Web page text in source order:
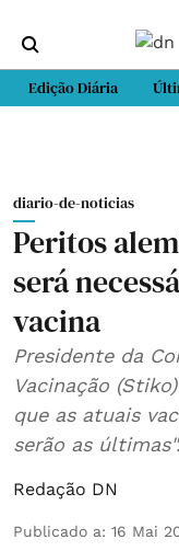
Edição Diária
diario-de-noticias
Peritos
será
vacina
Presidente da
Vacinação
que as atuais
serão as últimas".
Redação DN
Publicado a: 16 Mai